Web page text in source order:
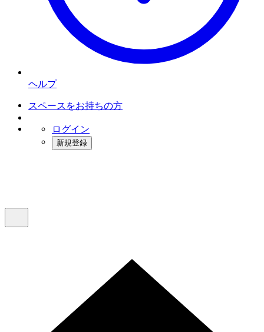
ヘルプ
スペースをお持ちの方
ログイン
新規登録